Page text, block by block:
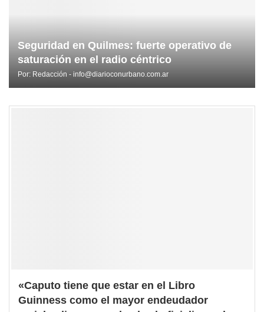
Seguridad en Quilmes: fuerte operativo de
saturación en el radio céntrico
Por: Redacción - info@diarioconurbano.com.ar
«Caputo tiene que estar en el Libro
Guinness como el mayor endeudador